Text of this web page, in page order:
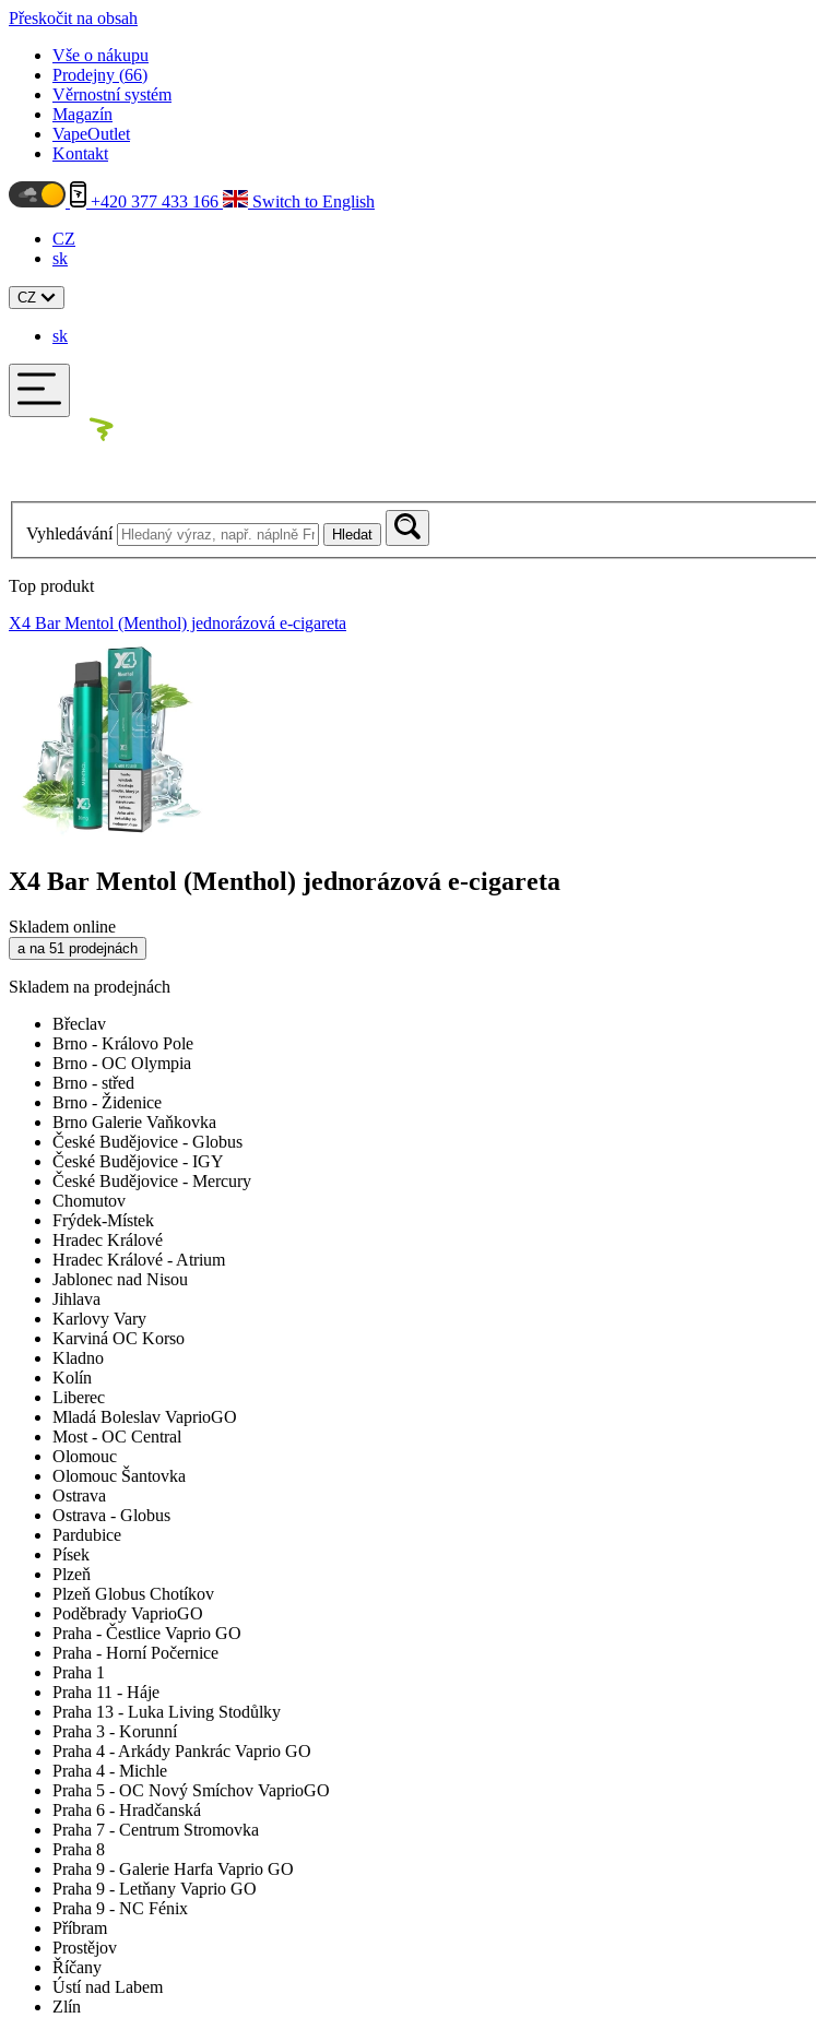
Přeskočit na obsah
Vše o nákupu
Prodejny (66)
Věrnostní systém
Magazín
VapeOutlet
Kontakt
+420 377 433 166
Switch to English
CZ
sk
CZ
sk
Vyhledávání Hledat
Top produkt
X4 Bar Mentol (Menthol) jednorázová e-cigareta
X4 Bar Mentol (Menthol) jednorázová e-cigareta
Skladem online
a na 51 prodejnách
Skladem na prodejnách
Břeclav
Brno - Královo Pole
Brno - OC Olympia
Brno - střed
Brno - Židenice
Brno Galerie Vaňkovka
České Budějovice - Globus
České Budějovice - IGY
České Budějovice - Mercury
Chomutov
Frýdek-Místek
Hradec Králové
Hradec Králové - Atrium
Jablonec nad Nisou
Jihlava
Karlovy Vary
Karviná OC Korso
Kladno
Kolín
Liberec
Mladá Boleslav VaprioGO
Most - OC Central
Olomouc
Olomouc Šantovka
Ostrava
Ostrava - Globus
Pardubice
Písek
Plzeň
Plzeň Globus Chotíkov
Poděbrady VaprioGO
Praha - Čestlice Vaprio GO
Praha - Horní Počernice
Praha 1
Praha 11 - Háje
Praha 13 - Luka Living Stodůlky
Praha 3 - Korunní
Praha 4 - Arkády Pankrác Vaprio GO
Praha 4 - Michle
Praha 5 - OC Nový Smíchov VaprioGO
Praha 6 - Hradčanská
Praha 7 - Centrum Stromovka
Praha 8
Praha 9 - Galerie Harfa Vaprio GO
Praha 9 - Letňany Vaprio GO
Praha 9 - NC Fénix
Příbram
Prostějov
Říčany
Ústí nad Labem
Zlín